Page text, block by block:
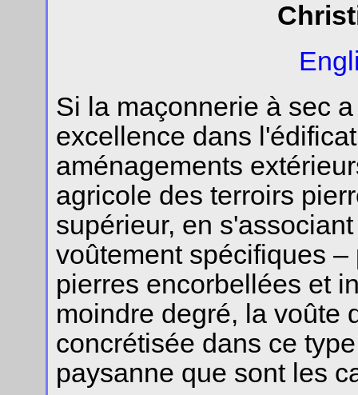
Si la maçonnerie à sec
excellence dans
aménagements
agricole des terroirs
supérieur, en
voûtement spécifiques
pierres encorbellées et
moindre degré, la voûte
concrétisée dans ce
paysanne que sont les